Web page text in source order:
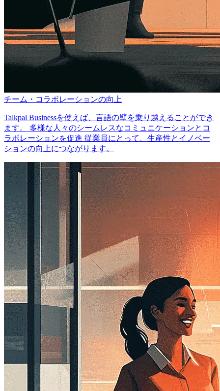
チーム・コラボレーションの向上
Talkpal Businessを使えば、言語の壁を乗り越えることができ
ます。 多様な人々のシームレスなコミュニケーションとコ
ラボレーションを促進 従業員にとって、生産性とイノベー
ションの向上につながります。